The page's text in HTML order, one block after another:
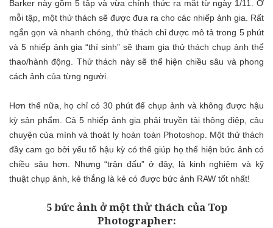
Barker này gồm 5 tập và vừa chính thức ra mắt từ ngày 1/11. Ở
mỗi tập, một thử thách sẽ được đưa ra cho các nhiếp ảnh gia. Rất
ngắn gọn và nhanh chóng, thử thách chỉ được mô tả trong 5 phút
và 5 nhiếp ảnh gia “thí sinh” sẽ tham gia thử thách chụp ảnh thể
thao/hành động. Thử thách này sẽ thể hiện chiều sâu và phong
cách ảnh của từng người.
Hơn thế nữa, họ chỉ có 30 phút để chụp ảnh và không được hậu
kỳ sản phẩm. Cả 5 nhiếp ảnh gia phải truyền tải thông điệp, câu
chuyện của mình và thoát ly hoàn toàn Photoshop. Một thử thách
đầy cam go bởi yếu tố hậu kỳ có thể giúp họ thể hiện bức ảnh có
chiều sâu hơn. Nhưng “trận đấu” ở đây, là kinh nghiệm và kỹ
thuật chụp ảnh, kẻ thắng là kẻ có được bức ảnh RAW tốt nhất!
5 bức ảnh ở một thử thách của Top
Photographer: